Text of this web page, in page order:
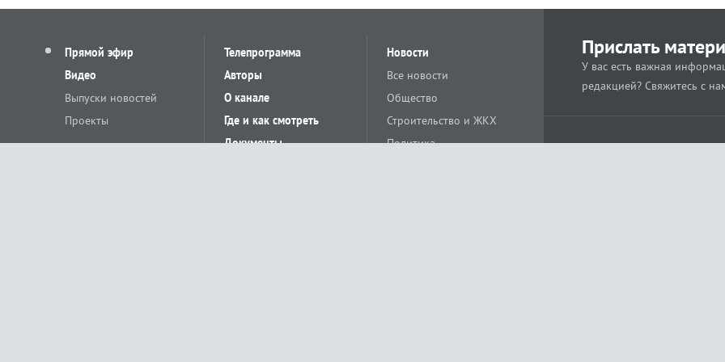
Прямой эфир
Видео
Выпуски новостей
Проекты
Телепрограмма
Авторы
О канале
Где и как смотреть
Документы
Новости
Все новости
Общество
Строительство и ЖКХ
Политика
Прислать
У вас есть важная
редакцией? Свяжитесь с